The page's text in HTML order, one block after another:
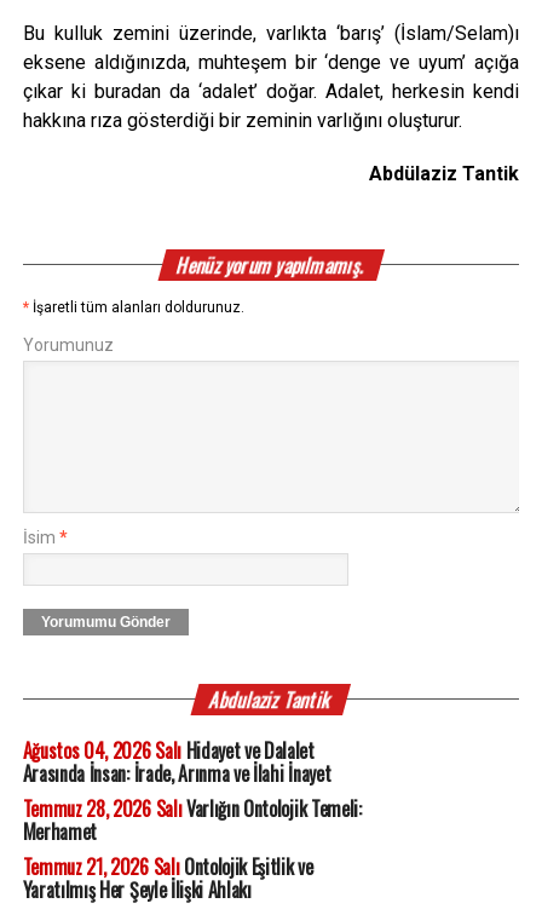
Bu kulluk zemini üzerinde, varlıkta ‘barış’ (İslam/Selam)ı
eksene aldığınızda, muhteşem bir ‘denge ve uyum’ açığa
çıkar ki buradan da ‘adalet’ doğar. Adalet, herkesin kendi
hakkına rıza gösterdiği bir zeminin varlığını oluşturur.
Abdülaziz Tantik
Henüz yorum yapılmamış.
* İşaretli tüm alanları doldurunuz.
Yorumunuz
İsim *
Yorumumu Gönder
Abdulaziz Tantik
Ağustos 04, 2026 SalıHidayet ve Dalalet
Arasında İnsan: İrade, Arınma ve İlahi İnayet
Temmuz 28, 2026 SalıVarlığın Ontolojik Temeli:
Merhamet
Temmuz 21, 2026 SalıOntolojik Eşitlik ve
Yaratılmış Her Şeyle İlişki Ahlakı